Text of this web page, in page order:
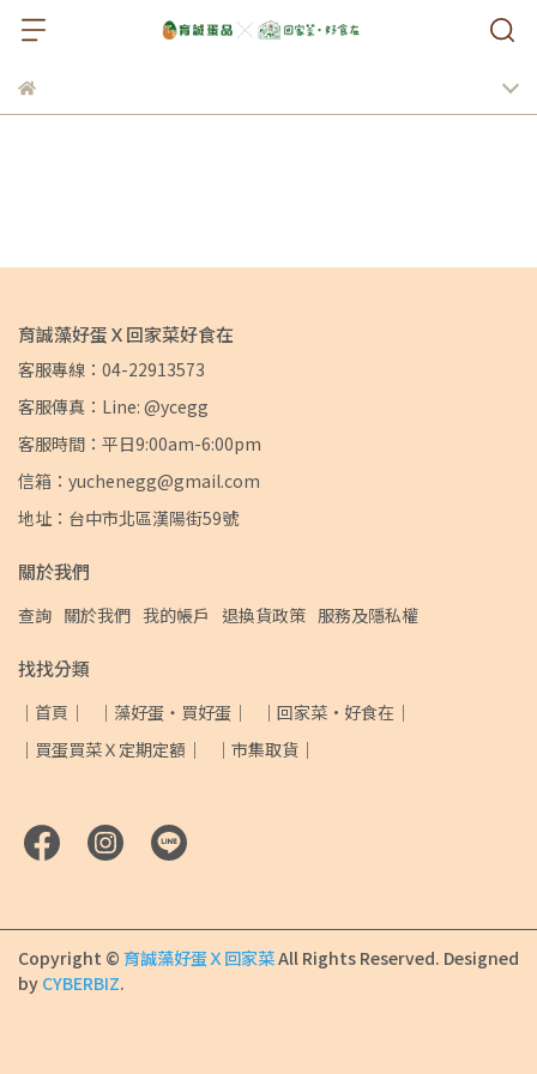
育誠藻好蛋Ｘ回家菜好食在
客服專線：04-22913573
客服傳真：Line: @ycegg
客服時間：平日9:00am-6:00pm
信箱：yuchenegg@gmail.com
地址：台中市北區漢陽街59號
關於我們
查詢 關於我們 我的帳戶 退換貨政策 服務及隱私權
找找分類
｜首頁｜ ｜藻好蛋・買好蛋｜
｜回家菜·好食在｜
｜買蛋買菜Ｘ定期定額｜
｜市集取貨｜
Copyright © 育誠藻好蛋Ｘ回家菜All Rights Reserved. Designed
by CYBERBIZ.